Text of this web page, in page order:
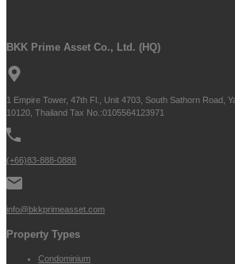
BKK Prime Asset Co., Ltd. (HQ)
1 Empire Tower, 47th Fl., Unit 4703, South Sathorn Road,
10120, Thailand Tax No.:0105564123971
(+66)83-888-0888
info@bkkprimeasset.com
Property Types
Condominium